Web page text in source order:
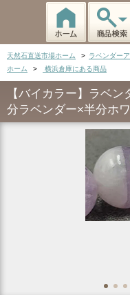
天然石直送市場ホーム > ラベンダー
ホーム
> 横浜倉庫にある商品
【バイカラー】ラベ
分ラベンダー×半分ホ